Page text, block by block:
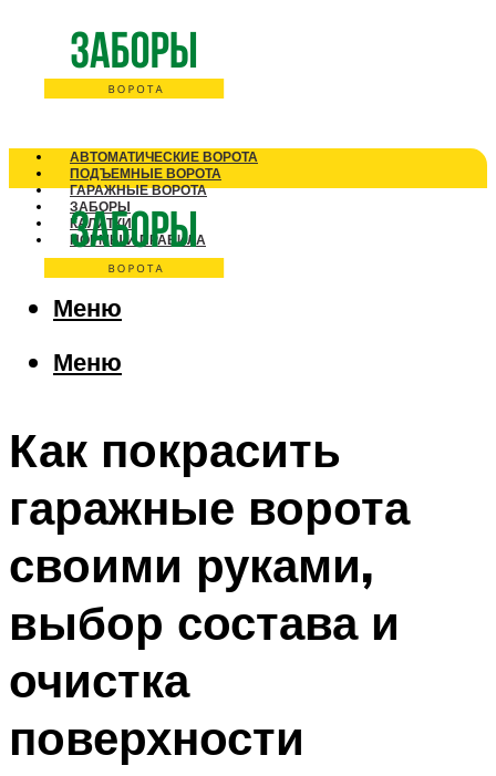
АВТОМАТИЧЕСКИЕ ВОРОТА
ПОДЪЕМНЫЕ ВОРОТА
ГАРАЖНЫЕ ВОРОТА
ЗАБОРЫ
КАЛИТКИ
НОРМЫ И ПРАВИЛА
Меню
Меню
Как покрасить
гаражные ворота
своими руками,
выбор состава и
очистка
поверхности